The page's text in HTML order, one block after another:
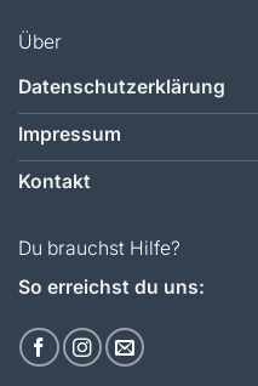
Über
Datenschutzerklärung
Impressum
Kontakt
Du brauchst Hilfe?
So erreichst du uns: